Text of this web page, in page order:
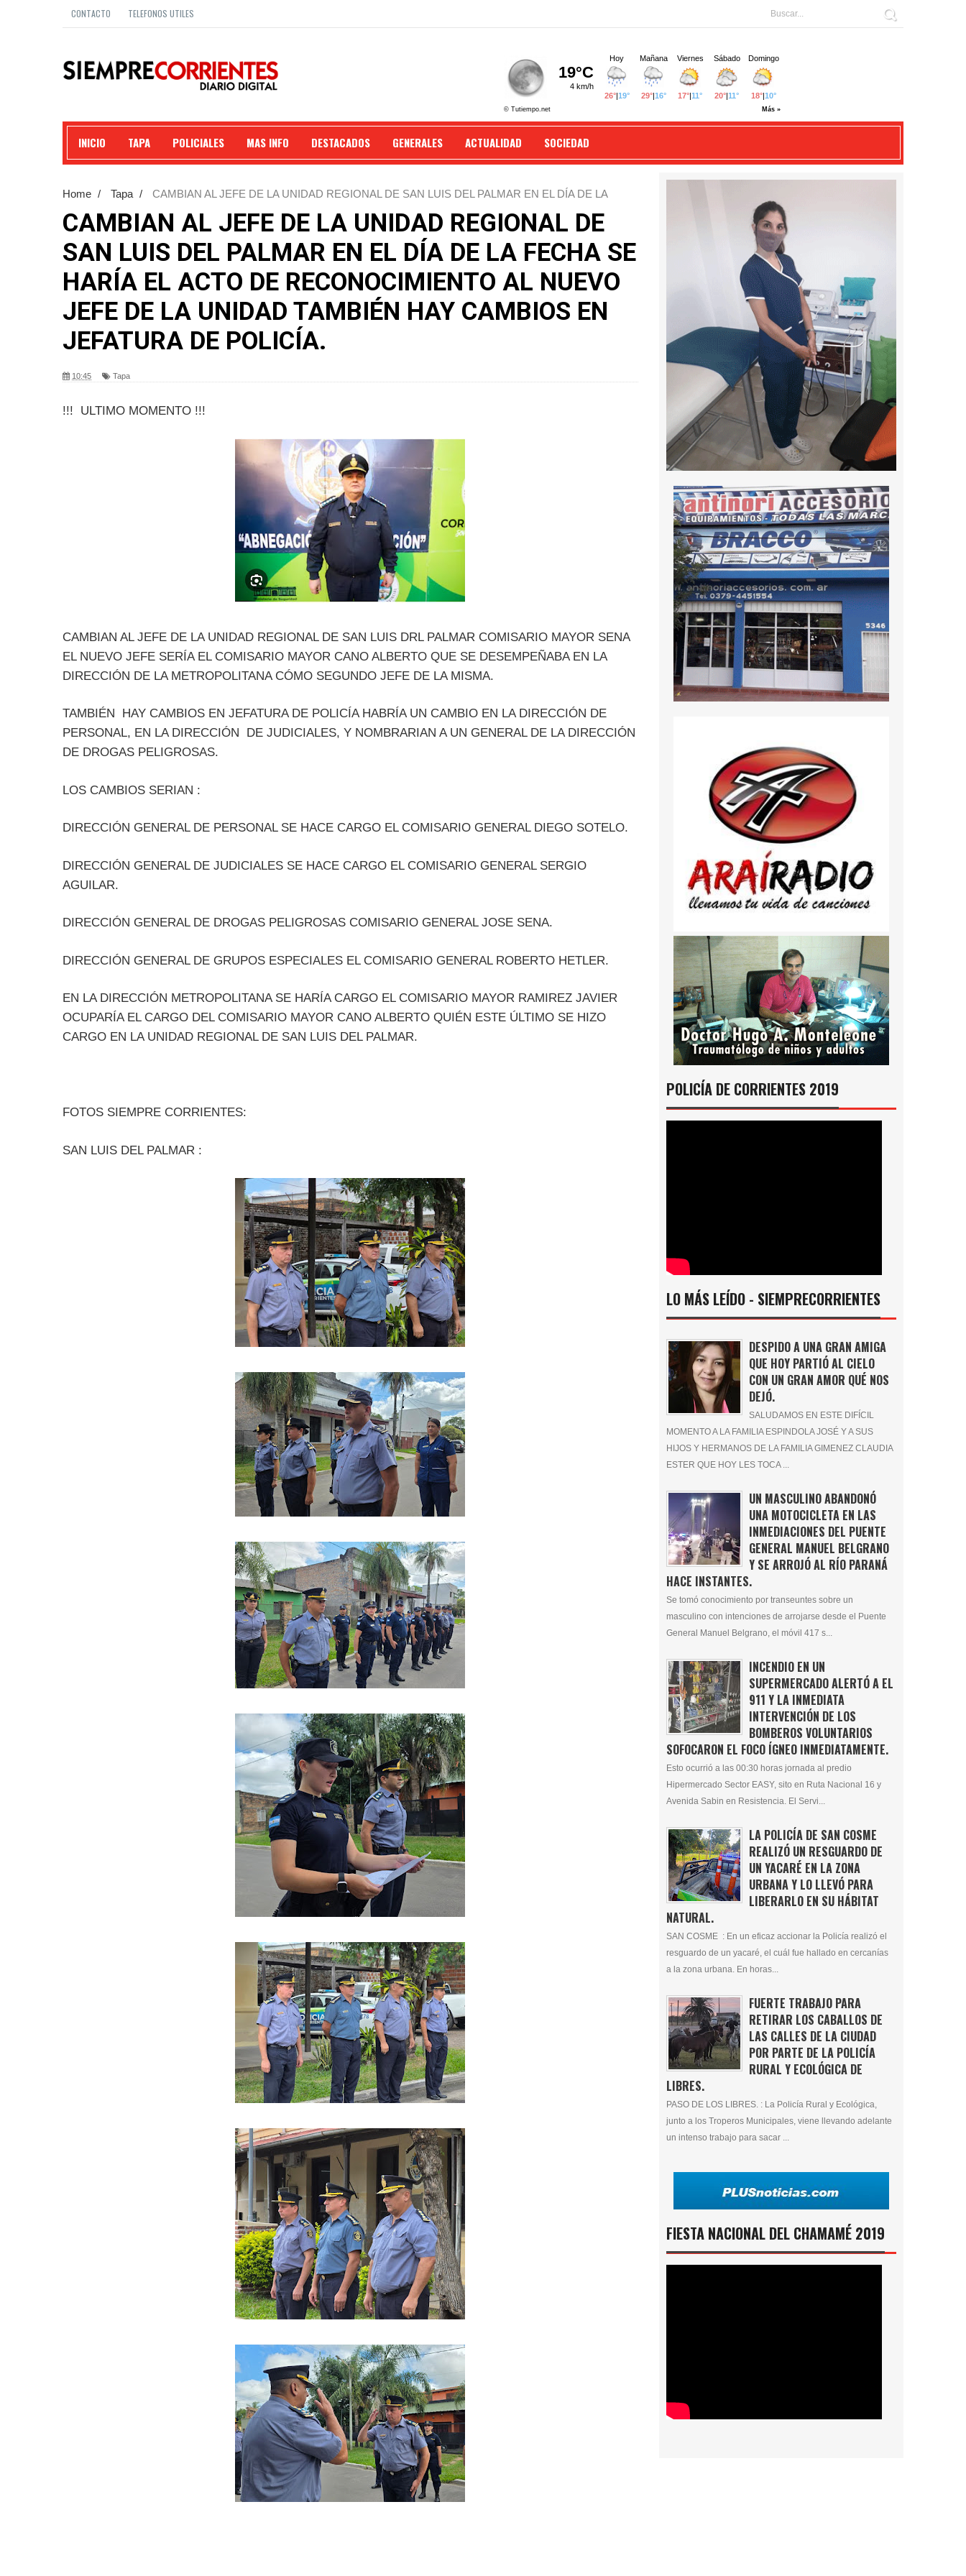
CONTACTO TELEFONOS UTILES
INICIO TAPA POLICIALES MAS INFO DESTACADOS GENERALES ACTUALIDAD SOCIEDAD
Home / Tapa /
CAMBIAN AL JEFE DE LA UNIDAD REGIONAL DE SAN LUIS DEL PALMAR EN EL DÍA DE LA
JEFATURA DE POLICÍA.
CAMBIAN AL JEFE DE LA UNIDAD REGIONAL DE
SAN LUIS DEL PALMAR EN EL DÍA DE LA FECHA SE
HARÍA EL ACTO DE RECONOCIMIENTO AL NUEVO
JEFE DE LA UNIDAD TAMBIÉN HAY CAMBIOS EN
JEFATURA DE POLICÍA.
10:45 Tapa
!!! ULTIMO MOMENTO !!!
CAMBIAN AL JEFE DE LA UNIDAD REGIONAL DE SAN LUIS DRL PALMAR COMISARIO MAYOR SENA
EL NUEVO JEFE SERÍA EL COMISARIO MAYOR CANO ALBERTO QUE SE DESEMPEÑABA EN LA
DIRECCIÓN DE LA METROPOLITANA CÓMO SEGUNDO JEFE DE LA MISMA.
TAMBIÉN HAY CAMBIOS EN JEFATURA DE POLICÍA HABRÍA UN CAMBIO EN LA DIRECCIÓN DE
PERSONAL, EN LA DIRECCIÓN DE JUDICIALES, Y NOMBRARIAN A UN GENERAL DE LA DIRECCIÓN
DE DROGAS PELIGROSAS.
LOS CAMBIOS SERIAN :
DIRECCIÓN GENERAL DE PERSONAL SE HACE CARGO EL COMISARIO GENERAL DIEGO SOTELO.
DIRECCIÓN GENERAL DE JUDICIALES SE HACE CARGO EL COMISARIO GENERAL SERGIO
AGUILAR.
DIRECCIÓN GENERAL DE DROGAS PELIGROSAS COMISARIO GENERAL JOSE SENA.
DIRECCIÓN GENERAL DE GRUPOS ESPECIALES EL COMISARIO GENERAL ROBERTO HETLER.
EN LA DIRECCIÓN METROPOLITANA SE HARÍA CARGO EL COMISARIO MAYOR RAMIREZ JAVIER
OCUPARÍA EL CARGO DEL COMISARIO MAYOR CANO ALBERTO QUIÉN ESTE ÚLTIMO SE HIZO
CARGO EN LA UNIDAD REGIONAL DE SAN LUIS DEL PALMAR.
FOTOS SIEMPRE CORRIENTES:
SAN LUIS DEL PALMAR :
POLICÍA DE CORRIENTES 2019
LO MÁS LEÍDO - SIEMPRECORRIENTES
DESPIDO A UNA GRAN AMIGA
QUE HOY PARTIÓ AL CIELO
CON UN GRAN AMOR QUÉ NOS
DEJÓ.
SALUDAMOS EN ESTE DIFÍCIL
MOMENTO A LA FAMILIA ESPINDOLA JOSÉ Y A SUS
HIJOS Y HERMANOS DE LA FAMILIA GIMENEZ CLAUDIA
ESTER QUE HOY LES TOCA ...
UN MASCULINO ABANDONÓ
UNA MOTOCICLETA EN LAS
INMEDIACIONES DEL PUENTE
GENERAL MANUEL BELGRANO
Y SE ARROJÓ AL RÍO PARANÁ
HACE INSTANTES.
Se tomó conocimiento por transeuntes sobre un
masculino con intenciones de arrojarse desde el Puente
General Manuel Belgrano, el móvil 417 s...
INCENDIO EN UN
SUPERMERCADO ALERTÓ A EL
911 Y LA INMEDIATA
INTERVENCIÓN DE LOS
BOMBEROS VOLUNTARIOS
SOFOCARON EL FOCO ÍGNEO INMEDIATAMENTE.
Esto ocurrió a las 00:30 horas jornada al predio
Hipermercado Sector EASY, sito en Ruta Nacional 16 y
Avenida Sabin en Resistencia. El Servi...
LA POLICÍA DE SAN COSME
REALIZÓ UN RESGUARDO DE
UN YACARÉ EN LA ZONA
URBANA Y LO LLEVÓ PARA
LIBERARLO EN SU HÁBITAT
NATURAL.
SAN COSME : En un eficaz accionar la Policía realizó el
resguardo de un yacaré, el cuál fue hallado en cercanías
a la zona urbana. En horas...
FUERTE TRABAJO PARA
RETIRAR LOS CABALLOS DE
LAS CALLES DE LA CIUDAD
POR PARTE DE LA POLICÍA
RURAL Y ECOLÓGICA DE
LIBRES.
PASO DE LOS LIBRES. : La Policía Rural y Ecológica,
junto a los Troperos Municipales, viene llevando adelante
un intenso trabajo para sacar ...
FIESTA NACIONAL DEL CHAMAMÉ 2019